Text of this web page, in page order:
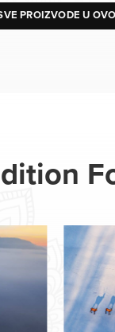
138,00 €
PROIZVODE U